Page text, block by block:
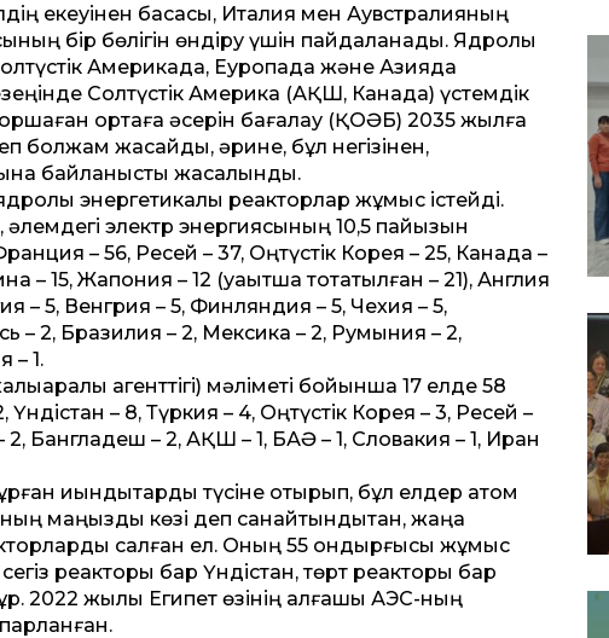
екеуінен басқасы, Италия мен Аувстралияның
бір бөлігін өндіру үшін пайдаланады. Ядролық
Америкада, Еуропада және Азияда
Солтүстік Америка (АҚШ, Канада) үстемдік
ортаға әсерін бағалау (ҚОӘБ) 2035 жылға
болжам жасайды, әрине, бұл негізінен,
байланысты жасалынды.
энергетикалық реакторлар жұмыс істейді.
электр энергиясының 10,5 пайызын
– 56, Ресей – 37, Оңтүстік Корея – 25, Канада –
– 15, Жапония – 12 (уақытша тоқтатылған – 21), Англия
– 5, Венгрия – 5, Финляндия – 5, Чехия – 5,
– 2, Бразилия – 2, Мексика – 2, Румыния – 2,
– 1.
агенттігі) мәліметі бойынша 17 елде 58
– 8, Түркия – 4, Оңтүстік Корея – 3, Ресей –
Бангладеш – 2, АҚШ – 1, БАӘ – 1, Словакия – 1, Иран
қиындықтарды түсіне отырып, бұл елдер атом
маңызды көзі деп санайтындықтан, жаңа
салған ел. Оның 55 қондырғысы жұмыс
реакторы бар Үндістан, төрт реакторы бар
2022 жылы Египет өзінің алғашқы АЭС-ның